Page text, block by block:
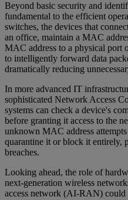
Beyond basic security and
fundamental to the efficient
switches, the devices that
an office, maintain a MAC
MAC address to a physical port
to intelligently forward data
dramatically reducing
In more advanced IT
sophisticated Network Access
systems can check a device's
before granting it access to the
unknown MAC address
quarantine it or block it entirely,
breaches.
Looking ahead, the role of
next-generation wireless
access network (AI-RAN) could